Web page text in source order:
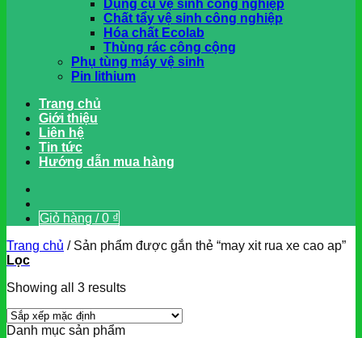
Dụng cụ vệ sinh công nghiệp
Chất tẩy vệ sinh công nghiệp
Hóa chất Ecolab
Thùng rác công cộng
Phụ tùng máy vệ sinh
Pin lithium
Trang chủ
Giới thiệu
Liên hệ
Tin tức
Hướng dẫn mua hàng
Giỏ hàng /0 ₫
Trang chủ /Sản phẩm được gắn thẻ “may xit rua xe cao ap”
Lọc
Showing all 3 results
Danh mục sản phẩm